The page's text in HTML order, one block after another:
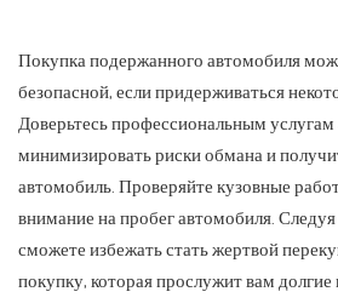
Покупка подержанного автомобиля
безопасной, если придерживаться
Доверьтесь профессиональным
минимизировать риски обмана и
автомобиль. Проверяйте кузовные
внимание на пробег автомобиля.
сможете избежать стать жертвой
покупку, которая прослужит вам долгие